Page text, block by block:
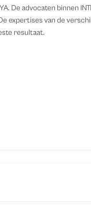
De advocaten binnen
van de
resultaat.